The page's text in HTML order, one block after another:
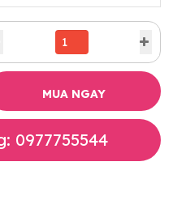
MUA NGAY
0977755544